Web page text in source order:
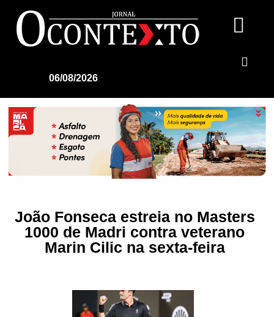
06/08/2026
João Fonseca estreia no Masters
1000 de Madri contra veterano
Marin Cilic na sexta-feira